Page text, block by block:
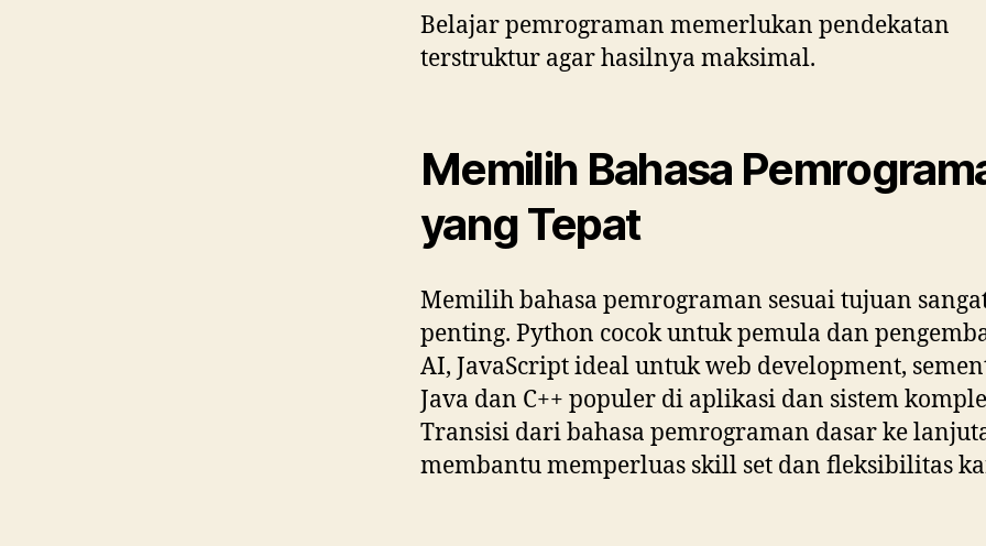
Belajar pemrograman memerlukan pendekatan
terstruktur agar hasilnya maksimal.
Memilih Bahasa
yang Tepat
Memilih bahasa pemrograman sesuai tujuan
penting. Python cocok untuk pemula dan
AI, JavaScript ideal untuk web development,
Java dan C++ populer di aplikasi dan sistem
Transisi dari bahasa pemrograman dasar ke
membantu memperluas skill set dan fleksibilitas